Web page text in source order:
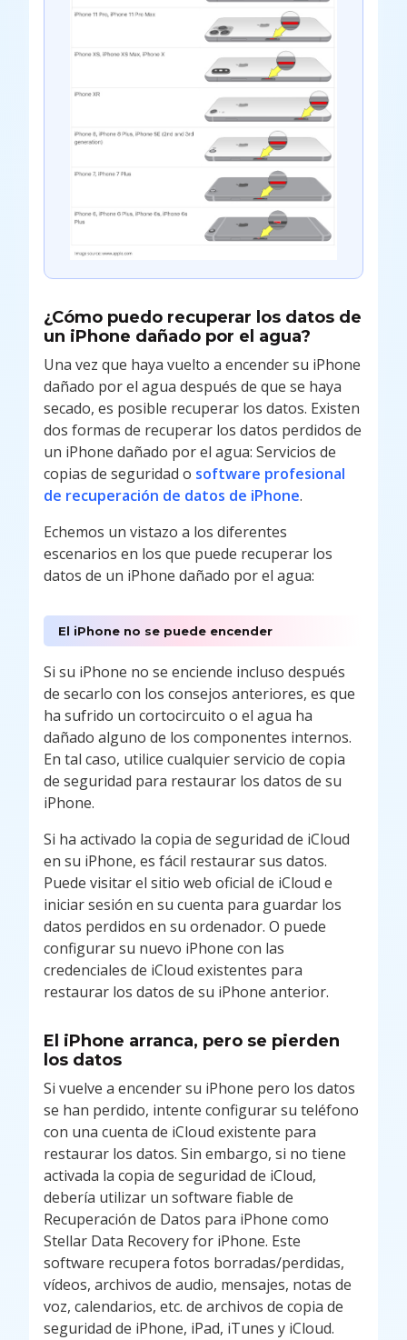
¿Cómo puedo recuperar los datos de
un iPhone dañado por el agua?
Una vez que haya vuelto a encender su iPhone
dañado por el agua después de que se haya
secado, es posible recuperar los datos. Existen
dos formas de recuperar los datos perdidos de
un iPhone dañado por el agua: Servicios de
copias de seguridad o software profesional
de recuperación de datos de iPhone.
Echemos un vistazo a los diferentes
escenarios en los que puede recuperar los
datos de un iPhone dañado por el agua:
El iPhone no se puede encender
Si su iPhone no se enciende incluso después
de secarlo con los consejos anteriores, es que
ha sufrido un cortocircuito o el agua ha
dañado alguno de los componentes internos.
En tal caso, utilice cualquier servicio de copia
de seguridad para restaurar los datos de su
iPhone.
Si ha activado la copia de seguridad de iCloud
en su iPhone, es fácil restaurar sus datos.
Puede visitar el sitio web oficial de iCloud e
iniciar sesión en su cuenta para guardar los
datos perdidos en su ordenador. O puede
configurar su nuevo iPhone con las
credenciales de iCloud existentes para
restaurar los datos de su iPhone anterior.
El iPhone arranca, pero se pierden
los datos
Si vuelve a encender su iPhone pero los datos
se han perdido, intente configurar su teléfono
con una cuenta de iCloud existente para
restaurar los datos. Sin embargo, si no tiene
activada la copia de seguridad de iCloud,
debería utilizar un software fiable de
Recuperación de Datos para iPhone como
Stellar Data Recovery for iPhone. Este
software recupera fotos borradas/perdidas,
vídeos, archivos de audio, mensajes, notas de
voz, calendarios, etc. de archivos de copia de
seguridad de iPhone, iPad, iTunes y iCloud.